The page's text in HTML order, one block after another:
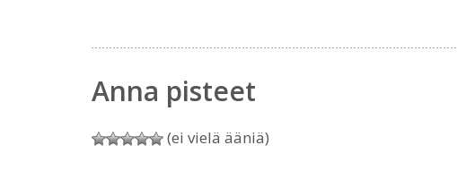
Anna pisteet
(ei vielä ääniä)